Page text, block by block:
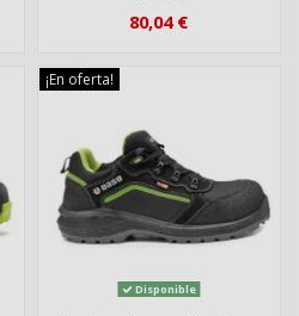
80,04 €
¡En oferta!
Disponible